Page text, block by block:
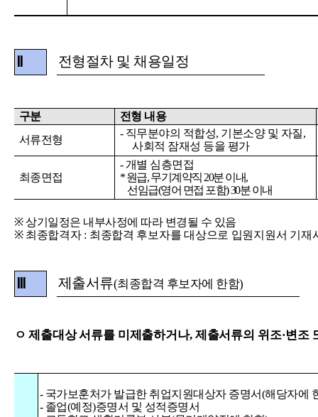
전형절차 및 채용일정
구분 전형 내용
서류전형
- 직무분야의 적합성, 기본소양 및 자질,
사회적 잠재성 등을 평가
최종면접
-개별 심층면접
*원급,무기계약직 20분이내,
선임급(영어 면접 포함) 30분 이내
※상기일정은 내부사정에 따라 변경될 수 있음
※ 최종합격자 : 최종합격 후보자를 대상으로 입원지원서 기재
제출서류(최종합격 후보자에 한함)
ㅇ 제출대상 서류를 미제출하거나, 제출서류의 위조·변조
- 국가보훈처가 발급한 취업지원대상자 증명서(해당자에
- 졸업(예정)증명서 및 성적증명서